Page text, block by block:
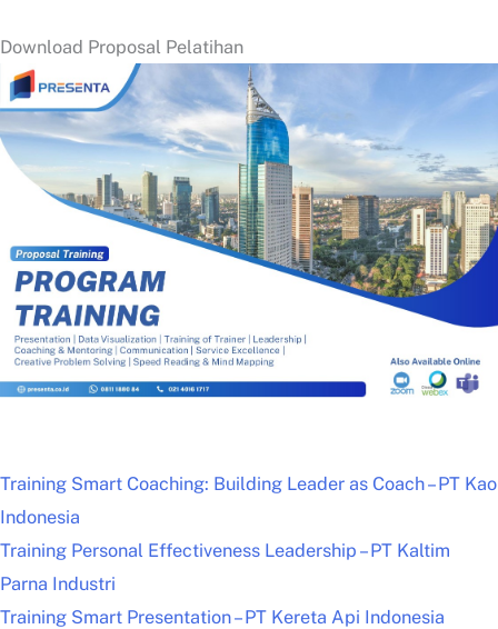
Download Proposal Pelatihan
Training Smart Coaching: Building Leader as Coach – PT Kao
Indonesia
Training Personal Effectiveness Leadership – PT Kaltim
Parna Industri
Training Smart Presentation – PT Kereta Api Indonesia